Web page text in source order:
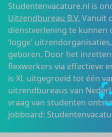
Studentenvacature.nl is
Uitzendbureau B.V. Vanuit
dienstverlening te kunnen
‘logge’
geboren. Door het
flexwerkers via effectieve
is XL uitgegroeid tot één
uitzendbureaus van
vraag van studenten
jobboard: